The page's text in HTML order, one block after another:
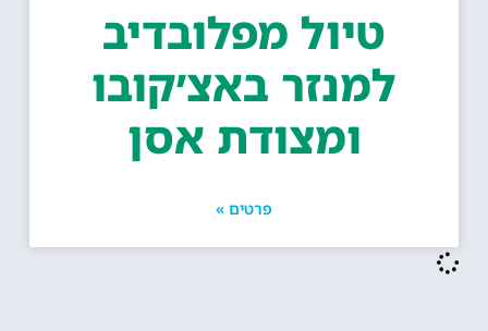
טיול מפלובדיב
למנזר באצ׳קובו
ומצודת אסן